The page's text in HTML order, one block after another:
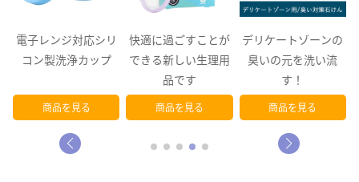
快適に過ごすことが
できる新しい生理用
商品を見る
デリケートゾーンの
臭いの元を洗い流
す！
商品を見る
出先でもサッと拭き
とってきれい！デリ
ケートゾーン用ウェ
ットシート
商品を見る